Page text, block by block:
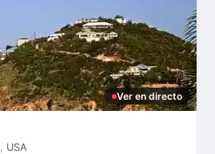
Ver en directo
, USA